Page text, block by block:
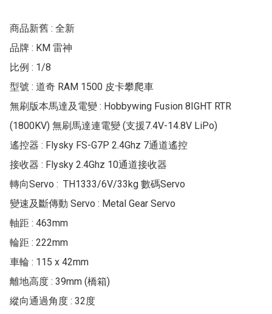
商品新舊 : 全新
品牌 : KM 雷神
比例 : 1/8
型號 : 道奇 RAM 1500 皮卡攀爬車
無刷版本馬達及電變 : Hobbywing Fusion 8IGHT RTR
(1800KV) 無刷馬達連電變 (支援7.4V-14.8V LiPo)
遙控器 : Flysky FS-G7P 2.4Ghz 7通道遙控
接收器 : Flysky 2.4Ghz 10通道接收器
轉向Servo :  TH1333/6V/33kg 數碼Servo
變速及斷傳動 Servo : Metal Gear Servo
軸距 : 463mm
輪距 : 222mm
車輪 : 115 x 42mm
離地高度 : 39mm (橋箱)
縱向通過角度 : 32度